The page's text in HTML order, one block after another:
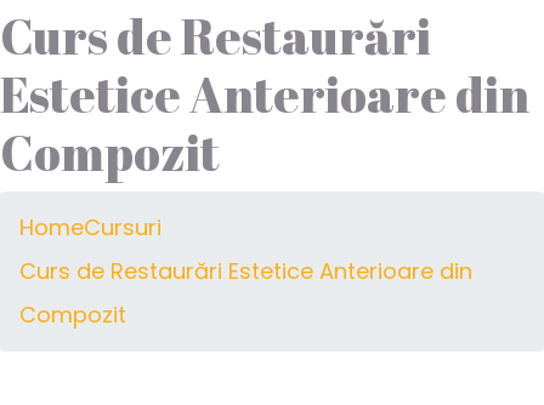
Curs de Restaurări
Estetice Anterioare din
Compozit
HomeCursuri
Curs de Restaurări Estetice Anterioare din
Compozit